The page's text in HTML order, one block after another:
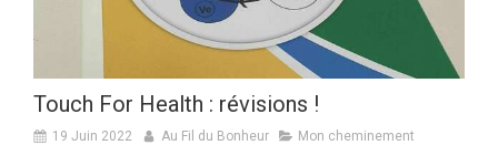
Touch For Health : révisions !
19 Juin 2022 Au Fil du Bonheur Mon cheminement